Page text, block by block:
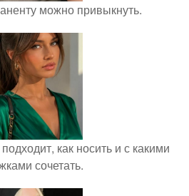
можно привыкнуть.
как носить и с какими
сочетать.